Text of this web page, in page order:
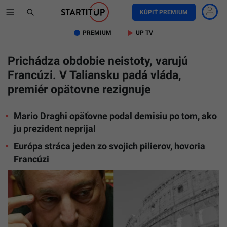
KÚPIŤ PREMIUM
PREMIUM UP TV
Prichádza obdobie neistoty, varujú
Francúzi. V Taliansku padá vláda,
premiér opätovne rezignuje
Mario Draghi opäťovne podal demisiu po tom, ako
ju prezident neprijal
Európa stráca jeden zo svojich pilierov, hovoria
Francúzi